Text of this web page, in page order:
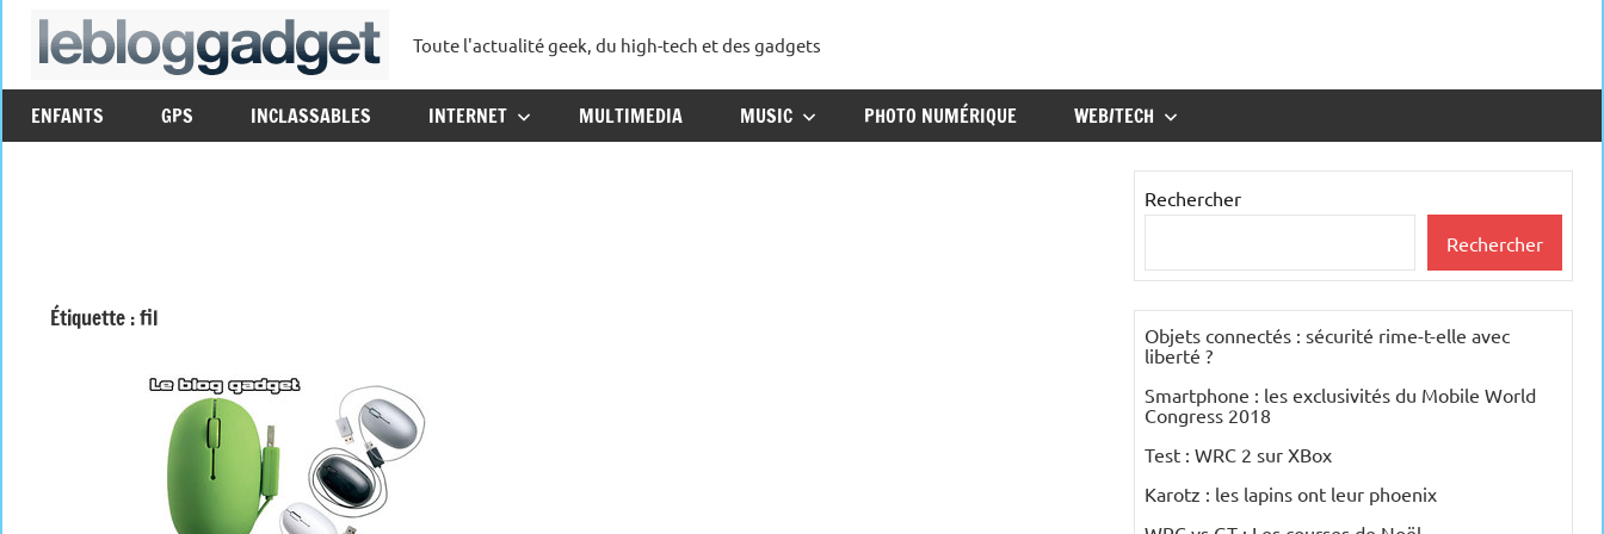
Aller
lebloggadget
Toute l'actualité geek, du high-tech et des gadgets
ENFANTS GPS INCLASSABLES INTERNET MULTIMEDIA MUSIC PHOTO NUMÉRIQUE WEB/TECH
Étiquette :fil
Rechercher
Rechercher
Objets connectés : sécurité rime-t-elle avec
liberté ?
Smartphone : les exclusivités du Mobile World
Congress 2018
Test : WRC 2 sur XBox
Karotz : les lapins ont leur phoenix